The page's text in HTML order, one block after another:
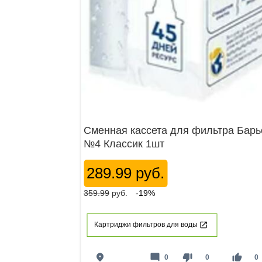
Сменная кассета для фильтра
№4 Классик 1шт
289.99 руб.
359.99 руб. -19%
Картриджи фильтров для воды
place thumb_down 0 thumb_up 0
mode_comment 0